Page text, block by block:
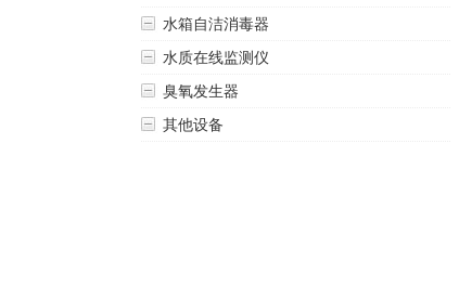
水箱自洁消毒器
水质在线监测仪
臭氧发生器
其他设备